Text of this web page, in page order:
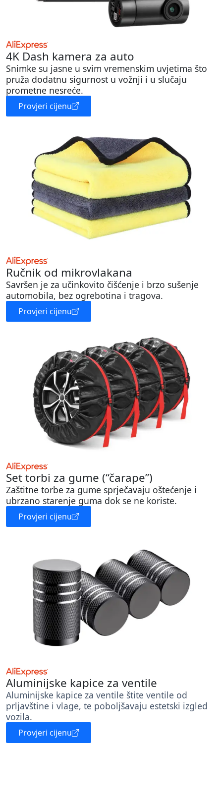
4K Dash kamera za auto
Snimke su jasne u svim vremenskim uvjetima što
pruža dodatnu sigurnost u vožnji i u slučaju
prometne nesreće.
Provjeri cijenu
Ručnik od mikrovlakana
Savršen je za učinkovito čišćenje i brzo sušenje
automobila, bez ogrebotina i tragova.
Provjeri cijenu
Set torbi za gume (“čarape”)
Zaštitne torbe za gume sprječavaju oštećenje i
ubrzano starenje guma dok se ne koriste.
Provjeri cijenu
Aluminijske kapice za ventile
Aluminijske kapice za ventile štite ventile od
prljavštine i vlage, te poboljšavaju estetski izgled
vozila.
Provjeri cijenu